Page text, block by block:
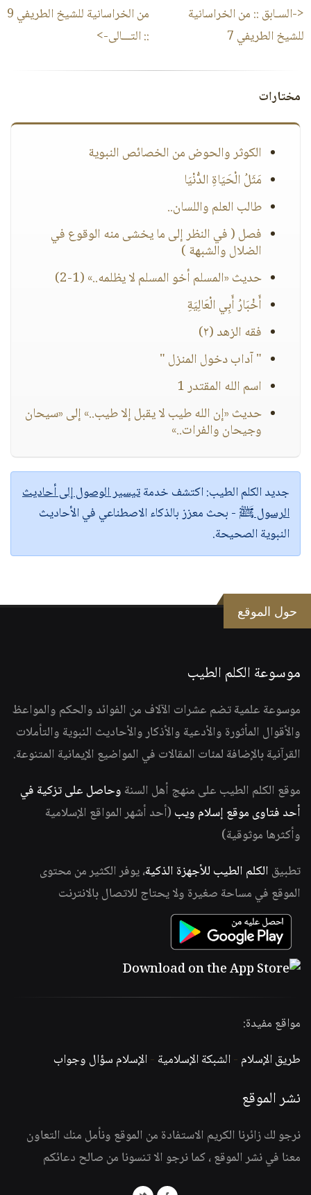
<-السـابق :: من الخراسانية
للشيخ الطريفي 7
من الخراسانية للشيخ الطريفي 9
:: التـــالى->
مختارات
الكوثر والحوض من الخصائص النبوية
مَثَلُ الْحَيَاةِ الدُّنْيَا
طالب العلم واللسان..
فصل ( في النظر إلى ما يخشى منه الوقوع في
الضلال والشبهة )
حديث «المسلم أخو المسلم لا يظلمه..» (1-2)
أَخْبَارُ أَبِي الْعَالِيَةِ
فقه الزهد (٢)
" آداب دخول المنزل "
اسم الله المقتدر 1
حديث «إن الله طيب لا يقبل إلا طيب..» إلى «سيحان
وجيحان والفرات..»
جديد الكلم الطيب:اكتشف خدمةتيسير الوصول إلى أحاديث
الرسول ﷺ - بحث معزز بالذكاء الاصطناعي في الأحاديث
النبوية الصحيحة.
حول الموقع
موسوعة الكلم الطيب
موسوعة علمية تضم عشرات الآلاف من الفوائد والحكم والمواعظ
والأقوال المأثورة والأدعية والأذكار والأحاديث النبوية والتأملات
القرآنية بالإضافة لمئات المقالات في المواضيع الإيمانية المتنوعة.
موقع الكلم الطيب على منهج أهل السنة وحاصل على تزكية في
أحد فتاوى موقع إسلام ويب (أحد أشهر المواقع الإسلامية
وأكثرها موثوقية)
تطبيق الكلم الطيب للأجهزة الذكية، يوفر الكثير من محتوى
الموقع في مساحة صغيرة ولا يحتاج للاتصال بالانترنت
مواقع مفيدة:
طريق الإسلام -الشبكة الإسلامية -الإسلام سؤال وجواب
نشر الموقع
نرجو لك زائرنا الكريم الاستفادة من الموقع ونأمل منك التعاون
معنا في نشر الموقع ، كما نرجو الا تنسونا من صالح دعائكم